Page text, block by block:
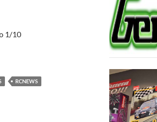
1/10
RCNEWS